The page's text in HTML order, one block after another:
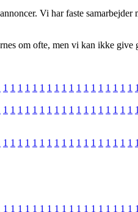
Vi har faste
om ofte, men vi kan ikke
1 1 1 1 1 1 1 1 1 1 1 1 1 1 1 1 1 1
1 1 1 1 1 1 1 1 1 1 1 1 1 1 1 1 1 1
1 1 1 1 1 1 1 1 1 1 1 1 1 1 1 1 1 1
1 1 1 1 1 1 1 1 1 1 1 1 1 1 1 1 1 1